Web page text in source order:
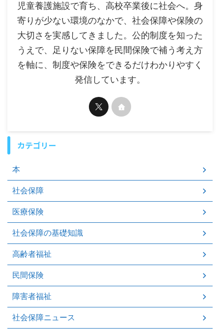
児童養護施設で育ち、高校卒業後に社会へ。身
寄りが少ない環境のなかで、社会保障や保険の
大切さを実感してきました。公的制度を知った
うえで、足りない保障を民間保険で補う考え方
を軸に、制度や保険をできるだけわかりやすく
発信しています。
カテゴリー
本
社会保障
医療保険
社会保障の基礎知識
高齢者福祉
民間保険
障害者福祉
社会保障ニュース